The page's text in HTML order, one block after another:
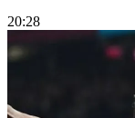
20:28